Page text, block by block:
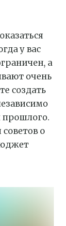
у вас
а
очень
создать
прошлого.
о